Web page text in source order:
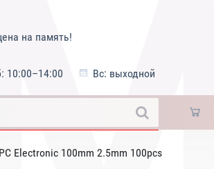
на память!
10:00–14:00 Вс: выходной
Electronic 100mm 2.5mm 100pcs